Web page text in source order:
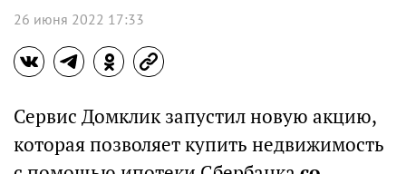
26 июня 2022 17:33
Сервис Домклик запустил новую акцию,
которая позволяет купить недвижимость